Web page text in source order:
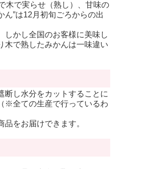
木で実らせ（熟し）、甘味の
”は12月初旬ごろからの出
しかし全国のお客様に美味し
木で熟したみかんは一味違い
断し水分をカットすることに
※全ての生産で行っているわ
をお届けできます。